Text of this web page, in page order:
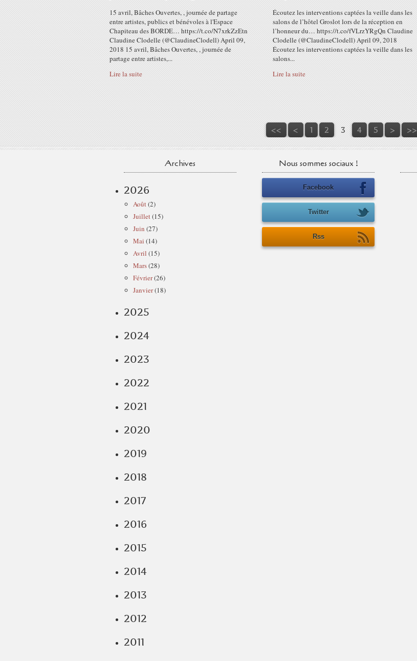
15 avril, Bâches Ouvertes, , journée de partage
entre artistes, publics et bénévoles à l'Espace
Chapiteau des BORDE… https://t.co/N7xrkZzEtn
Claudine Clodelle (@ClaudineClodell) April 09,
2018 15 avril, Bâches Ouvertes, , journée de
partage entre artistes,...
Lire la suite
Écoutez les interventions captées la veille dans les
salons de l’hôtel Groslot lors de la réception en
l’honneur du… https://t.co/fVLrzYRgQn Claudine
Clodelle (@ClaudineClodell) April 09, 2018
Écoutez les interventions captées la veille dans les
salons...
Lire la suite
<< < 1 2 3 4 5 > >>
Archives
2026
Août(2)
Juillet(15)
Juin (27)
Mai (14)
Avril (15)
Mars(28)
Février(26)
Janvier(18)
2025
2024
2023
2022
2021
2020
2019
2018
2017
2016
2015
2014
2013
2012
2011
Nous sommes sociaux !
Facebook
Twitter
Rss